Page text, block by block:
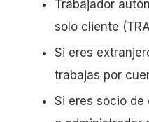
Trabajador
solo cliente
Si eres
trabajas por
Si eres socio